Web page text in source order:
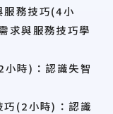
服務技巧(4小
求與服務技巧學
時)：認識失智
巧(2小時)：認識